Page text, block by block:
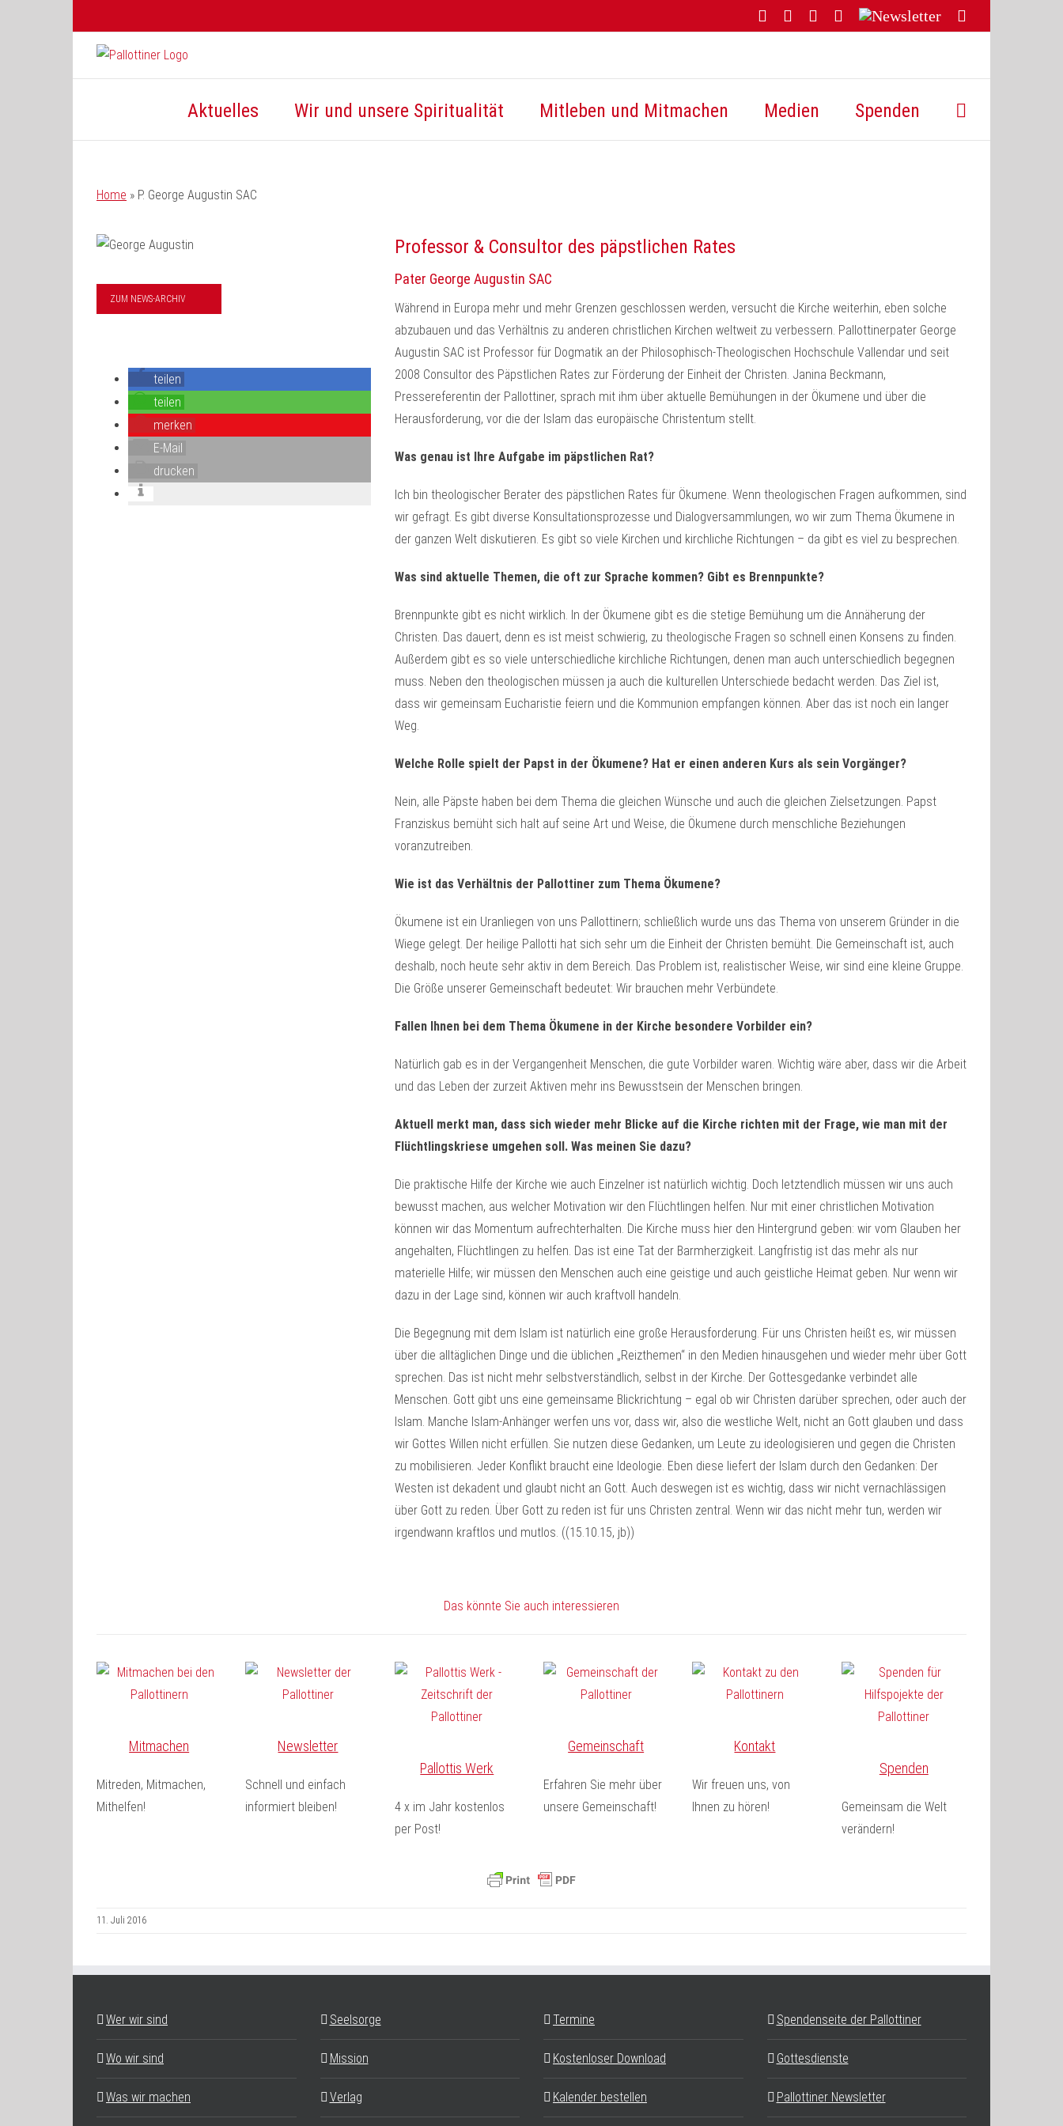
FacebookYouTubeInstagram
Threads
Newsletter
Mail
Aktuelles Wir und unsere Spiritualität Mitleben und Mitmachen Medien Spenden
Home » P. George Augustin SAC
ZUM NEWS-ARCHIV
teilen
teilen
merken
E-Mail
drucken
Professor & Consultor des päpstlichen Rates
Pater George Augustin SAC
Während in Europa mehr und mehr Grenzen geschlossen werden, versucht die Kirche weiterhin, eben solche
abzubauen und das Verhältnis zu anderen christlichen Kirchen weltweit zu verbessern. Pallottinerpater George
Augustin SAC ist Professor für Dogmatik an der Philosophisch-Theologischen Hochschule Vallendar und seit
2008 Consultor des Päpstlichen Rates zur Förderung der Einheit der Christen. Janina Beckmann,
Pressereferentin der Pallottiner, sprach mit ihm über aktuelle Bemühungen in der Ökumene und über die
Herausforderung, vor die der Islam das europäische Christentum stellt.
Was genau ist Ihre Aufgabe im päpstlichen Rat?
Ich bin theologischer Berater des päpstlichen Rates für Ökumene. Wenn theologischen Fragen aufkommen, sind
wir gefragt. Es gibt diverse Konsultationsprozesse und Dialogversammlungen, wo wir zum Thema Ökumene in
der ganzen Welt diskutieren. Es gibt so viele Kirchen und kirchliche Richtungen – da gibt es viel zu besprechen.
Was sind aktuelle Themen, die oft zur Sprache kommen? Gibt es Brennpunkte?
Brennpunkte gibt es nicht wirklich. In der Ökumene gibt es die stetige Bemühung um die Annäherung der
Christen. Das dauert, denn es ist meist schwierig, zu theologische Fragen so schnell einen Konsens zu finden.
Außerdem gibt es so viele unterschiedliche kirchliche Richtungen, denen man auch unterschiedlich begegnen
muss. Neben den theologischen müssen ja auch die kulturellen Unterschiede bedacht werden. Das Ziel ist,
dass wir gemeinsam Eucharistie feiern und die Kommunion empfangen können. Aber das ist noch ein langer
Weg.
Welche Rolle spielt der Papst in der Ökumene? Hat er einen anderen Kurs als sein Vorgänger?
Nein, alle Päpste haben bei dem Thema die gleichen Wünsche und auch die gleichen Zielsetzungen. Papst
Franziskus bemüht sich halt auf seine Art und Weise, die Ökumene durch menschliche Beziehungen
voranzutreiben.
Wie ist das Verhältnis der Pallottiner zum Thema Ökumene?
Ökumene ist ein Uranliegen von uns Pallottinern; schließlich wurde uns das Thema von unserem Gründer in die
Wiege gelegt. Der heilige Pallotti hat sich sehr um die Einheit der Christen bemüht. Die Gemeinschaft ist, auch
deshalb, noch heute sehr aktiv in dem Bereich. Das Problem ist, realistischer Weise, wir sind eine kleine Gruppe.
Die Größe unserer Gemeinschaft bedeutet: Wir brauchen mehr Verbündete.
Fallen Ihnen bei dem Thema Ökumene in der Kirche besondere Vorbilder ein?
Natürlich gab es in der Vergangenheit Menschen, die gute Vorbilder waren. Wichtig wäre aber, dass wir die Arbeit
und das Leben der zurzeit Aktiven mehr ins Bewusstsein der Menschen bringen.
Aktuell merkt man, dass sich wieder mehr Blicke auf die Kirche richten mit der Frage, wie man mit der
Flüchtlingskriese umgehen soll. Was meinen Sie dazu?
Die praktische Hilfe der Kirche wie auch Einzelner ist natürlich wichtig. Doch letztendlich müssen wir uns auch
bewusst machen, aus welcher Motivation wir den Flüchtlingen helfen. Nur mit einer christlichen Motivation
können wir das Momentum aufrechterhalten. Die Kirche muss hier den Hintergrund geben: wir vom Glauben her
angehalten, Flüchtlingen zu helfen. Das ist eine Tat der Barmherzigkeit. Langfristig ist das mehr als nur
materielle Hilfe; wir müssen den Menschen auch eine geistige und auch geistliche Heimat geben. Nur wenn wir
dazu in der Lage sind, können wir auch kraftvoll handeln.
Die Begegnung mit dem Islam ist natürlich eine große Herausforderung. Für uns Christen heißt es, wir müssen
über die alltäglichen Dinge und die üblichen „Reizthemen“ in den Medien hinausgehen und wieder mehr über Gott
sprechen. Das ist nicht mehr selbstverständlich, selbst in der Kirche. Der Gottesgedanke verbindet alle
Menschen. Gott gibt uns eine gemeinsame Blickrichtung – egal ob wir Christen darüber sprechen, oder auch der
Islam. Manche Islam-Anhänger werfen uns vor, dass wir, also die westliche Welt, nicht an Gott glauben und dass
wir Gottes Willen nicht erfüllen. Sie nutzen diese Gedanken, um Leute zu ideologisieren und gegen die Christen
zu mobilisieren. Jeder Konflikt braucht eine Ideologie. Eben diese liefert der Islam durch den Gedanken: Der
Westen ist dekadent und glaubt nicht an Gott. Auch deswegen ist es wichtig, dass wir nicht vernachlässigen
über Gott zu reden. Über Gott zu reden ist für uns Christen zentral. Wenn wir das nicht mehr tun, werden wir
irgendwann kraftlos und mutlos. ((15.10.15, jb))
Das könnte Sie auch interessieren
Mitmachen
Mitreden, Mitmachen,
Mithelfen!
Newsletter
Schnell und einfach
informiert bleiben!
Pallottis Werk
4 x im Jahr kostenlos
per Post!
Gemeinschaft
Erfahren Sie mehr über
unsere Gemeinschaft!
Kontakt
Wir freuen uns, von
Ihnen zu hören!
Spenden
Gemeinsam die Welt
verändern!
11. Juli 2016
Wer wir sind
Wo wir sind
Was wir machen
Seelsorge
Mission
Verlag
Termine
Kostenloser Download
Kalender bestellen
Spendenseite der Pallottiner
Gottesdienste
Pallottiner Newsletter